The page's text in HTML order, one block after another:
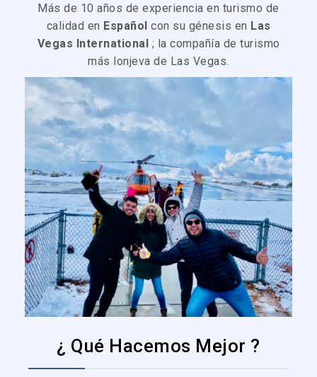
Más de 10 años de experiencia en turismo de
calidad en Español con su génesis en Las
Vegas International ; la compañía de turismo
más lonjeva de Las Vegas.
¿ Qué Hacemos Mejor ?